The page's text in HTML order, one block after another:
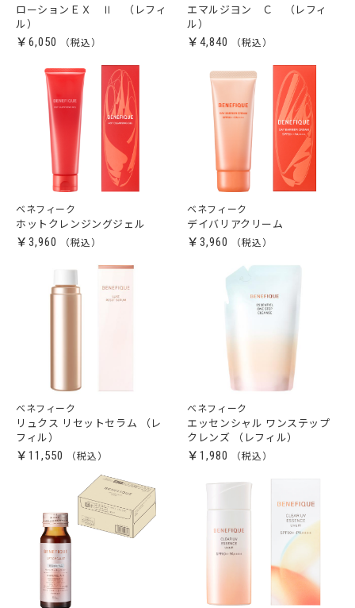
ローションＥＸ Ⅱ （レフィ
ル）
￥6,050
エマルジヨン Ｃ （レフィ
ル）
￥4,840
ベネフィーク
ホットクレンジングジェル
￥3,960
ベネフィーク
デイバリアクリーム
￥3,960
ベネフィーク
リュクス リセットセラム （レ
フィル）
￥11,550
ベネフィーク
エッセンシャル ワンステップ
クレンズ （レフィル）
￥1,980